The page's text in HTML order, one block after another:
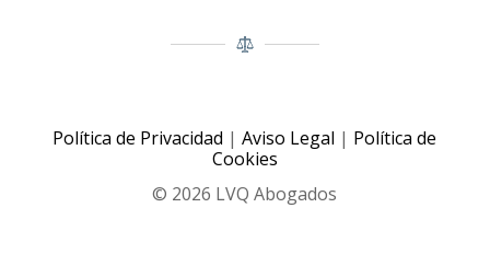
Política de Privacidad |Aviso Legal | Política de
Cookies
© 2026 LVQ Abogados